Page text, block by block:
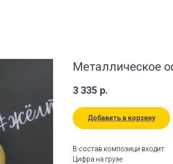
Металлическое
3 335 р.
Добавить в корзину
В состав композици входит:
Цифра на грузе